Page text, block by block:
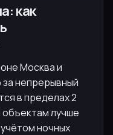
как
Москва и
непрерывный
в пределах 2
объектам лучше
ночных